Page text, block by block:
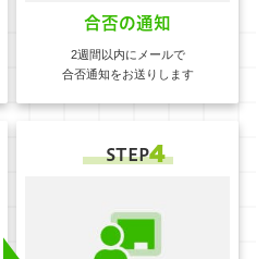
合否の通知
2週間以内にメールで
合否通知をお送りします
STEP4